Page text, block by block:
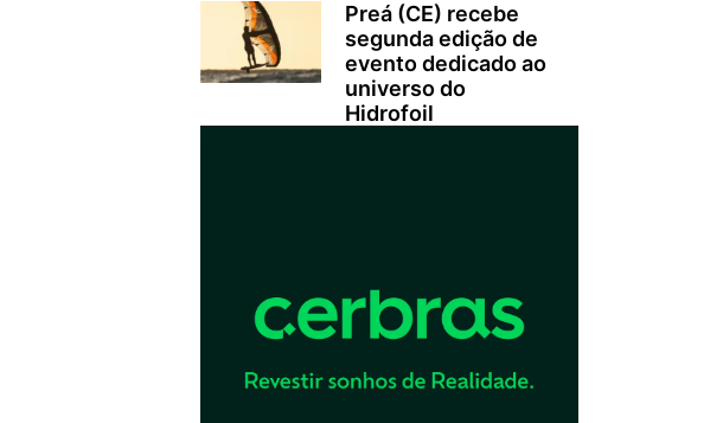
Preá (CE) recebe
segunda edição de
evento dedicado ao
universo do
Hidrofoil